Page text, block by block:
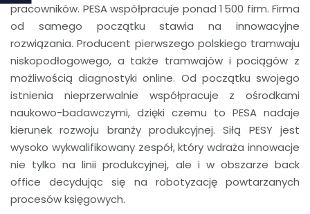
pracowników. PESA współpracuje ponad 1 500 firm. Firma
od samego początku stawia na innowacyjne
rozwiązania. Producent pierwszego polskiego tramwaju
niskopodłogowego, a także tramwajów i pociągów z
możliwością diagnostyki online. Od początku swojego
istnienia nieprzerwalnie współpracuje z ośrodkami
naukowo-badawczymi, dzięki czemu to PESA nadaje
kierunek rozwoju branży produkcyjnej. Siłą PESY jest
wysoko wykwalifikowany zespół, który wdraża innowacje
nie tylko na linii produkcyjnej, ale i w obszarze back
office decydując się na robotyzację powtarzanych
procesów księgowych.